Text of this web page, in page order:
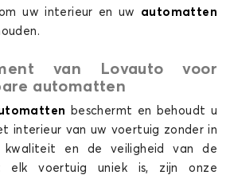
voor HYUNDAI i10
uw interieur en uw automatten
van Lovauto voor
automatten
beschermt en behoudt u
interieur van uw voertuig zonder in
en de veiligheid van de
elk voertuig uniek is, zijn onze